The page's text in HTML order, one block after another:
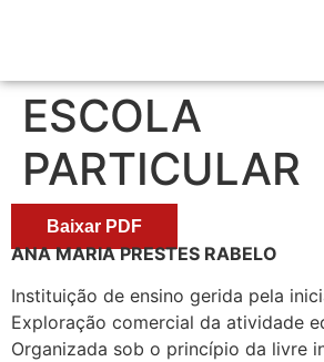
ESCOLA
PARTICULAR
Baixar PDF
ANA MARIA PRESTES RABELO
Instituição de ensino gerida pela
Exploração comercial da atividade
Organizada sob o princípio da livre